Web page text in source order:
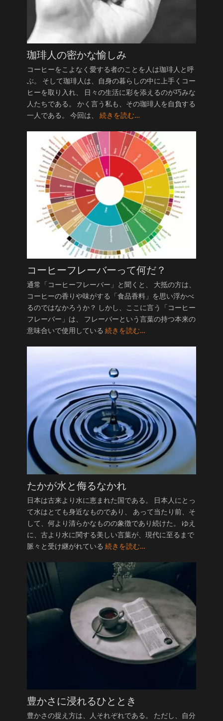
珈琲人の密かな愉しみ
コーヒーをこよなく愛する者のことを人は珈琲人と呼
ぶ。 そして珈琲人は、自身の暮らしの中に上手くコー
ヒーを取り入れ、 日々の生活に彩を添えるのが巧みな
人たちである。 かく言う私も、その珈琲人を自負する
一人である。 今回は、 続きを読む…
コーヒーフレーバーって何だ？
通常「コーヒーフレーバー」と聞くと、 大抵の方は、
コーヒーの香りや味がする「食品香料」を思い浮かべ
るのではなかろうか？ しかし、ここに言う「コーヒー
フレーバー」は、 フレーバーという言葉の持つ本来の
意味合いで使用している 続きを読む…
たかが水と侮るなかれ
日本は古来より水に恵まれた国である。 日本人にとっ
て水はとても身近なものであり、 あって当たり前、そ
して、何より清らかなものの象徴であり続けた。 ゆえ
に、古より水に関する美しい言葉が、現代に至るまで
脈々と受け継がれている 続きを読む…
豊かさに浸れるひととき
豊かさの捉え方は、人それぞれである。 ただし、自分